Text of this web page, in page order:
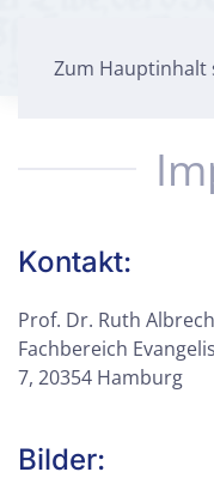
Zum Hauptinhalt
Kontakt:
Prof. Dr. Ruth
Fachbereich
7, 20354 Hamburg
Bilder: